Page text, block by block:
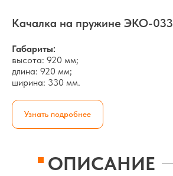
Качалка на пружине ЭКО-033
Габариты:
высота: 920 мм;
длина: 920 мм;
ширина: 330 мм.
Узнать подробнее
ОПИСАНИЕ